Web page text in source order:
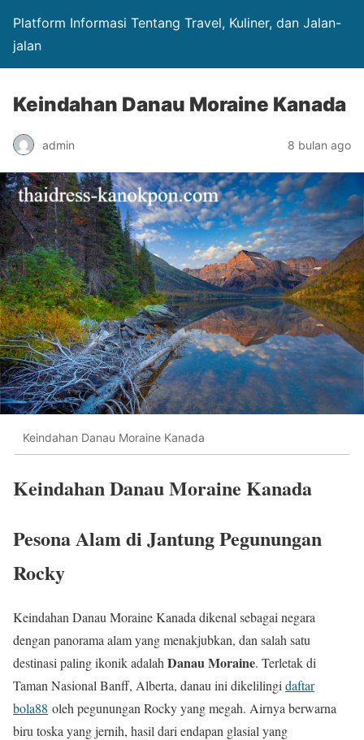
Platform Informasi Tentang Travel, Kuliner, dan Jalan-
jalan
Keindahan Danau Moraine Kanada
admin 8 bulan ago
Keindahan Danau Moraine Kanada
Keindahan Danau Moraine Kanada
Pesona Alam di Jantung Pegunungan
Rocky
Keindahan Danau Moraine Kanada dikenal sebagai negara
dengan panorama alam yang menakjubkan, dan salah satu
destinasi paling ikonik adalah Danau Moraine. Terletak di
Taman Nasional Banff, Alberta, danau ini dikelilingi daftar
bola88 oleh pegunungan Rocky yang megah. Airnya berwarna
biru toska yang jernih, hasil dari endapan glasial yang